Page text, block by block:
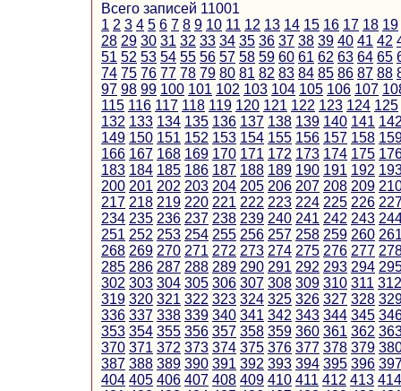
Всего записей 11001
1 2 3 4 5 6 7 8 9 10 11 12 13 14 15 16 17 18 19
28 29 30 31 32 33 34 35 36 37 38 39 40 41 42
51 52 53 54 55 56 57 58 59 60 61 62 63 64 65
74 75 76 77 78 79 80 81 82 83 84 85 86 87 88
97 98 99 100 101 102 103 104 105 106 107
115 116 117 118 119 120 121 122 123 124 125
132 133 134 135 136 137 138 139 140 141
149 150 151 152 153 154 155 156 157 158
166 167 168 169 170 171 172 173 174 175
183 184 185 186 187 188 189 190 191 192
200 201 202 203 204 205 206 207 208 209
217 218 219 220 221 222 223 224 225 226
234 235 236 237 238 239 240 241 242 243
251 252 253 254 255 256 257 258 259 260
268 269 270 271 272 273 274 275 276 277
285 286 287 288 289 290 291 292 293 294
302 303 304 305 306 307 308 309 310 311 312
319 320 321 322 323 324 325 326 327 328
336 337 338 339 340 341 342 343 344 345
353 354 355 356 357 358 359 360 361 362
370 371 372 373 374 375 376 377 378 379
387 388 389 390 391 392 393 394 395 396
404 405 406 407 408 409 410 411 412 413 414